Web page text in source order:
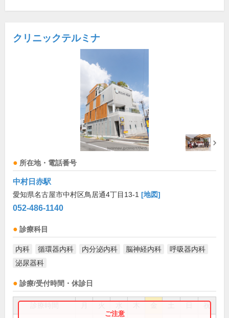
クリニックテルミナ
所在地・電話番号
中村日赤駅
愛知県名古屋市中村区鳥居通4丁目13-1 [地図]
052-486-1140
診療科目
内科 循環器内科 内分泌内科 脳神経内科
呼吸器内科
泌尿器科
診療/受付時間・休診日
祝